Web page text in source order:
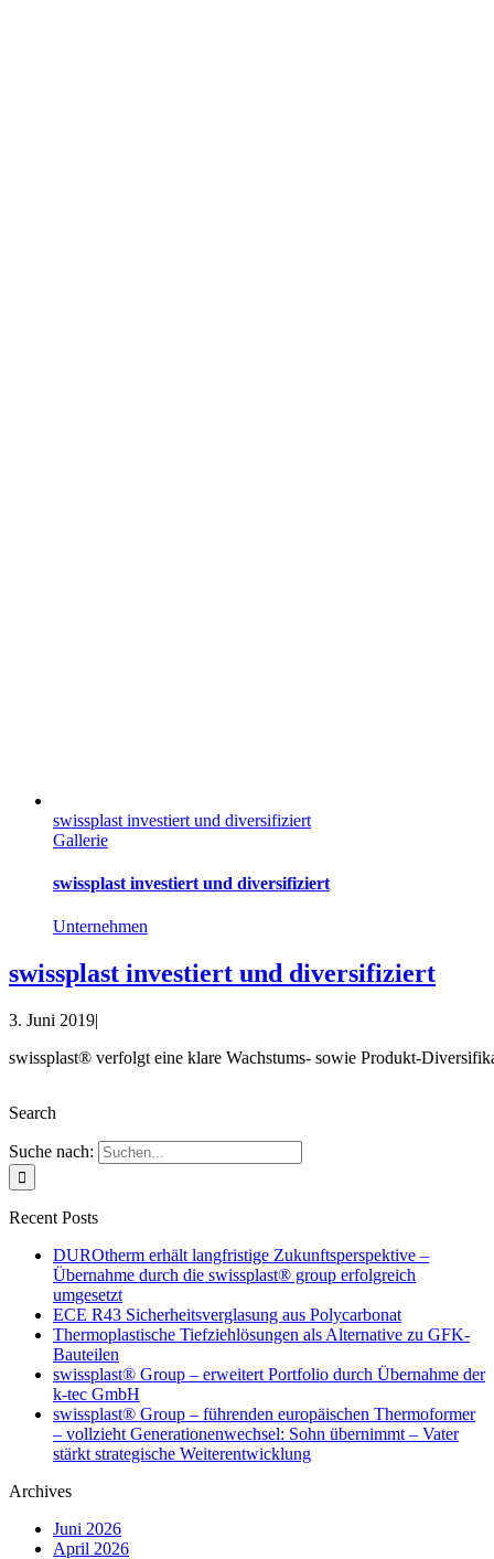
swissplast investiert und diversifiziert
Gallerie
swissplast investiert und diversifiziert
Unternehmen
swissplast investiert und diversifiziert
3. Juni 2019|
swissplast® verfolgt eine klare Wachstums- sowie Produkt-
Search
Suche nach:
Recent Posts
DUROtherm erhält langfristige Zukunftsperspektive –
Übernahme durch die swissplast® group erfolgreich
umgesetzt
ECE R43 Sicherheitsverglasung aus Polycarbonat
Thermoplastische Tiefziehlösungen als Alternative zu GFK-
Bauteilen
swissplast® Group – erweitert Portfolio durch Übernahme der
k-tec GmbH
swissplast® Group – führenden europäischen Thermoformer
– vollzieht Generationenwechsel: Sohn übernimmt – Vater
stärkt strategische Weiterentwicklung
Archives
Juni 2026
April 2026